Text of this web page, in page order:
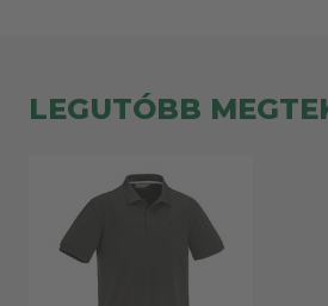
LEGUTÓBB